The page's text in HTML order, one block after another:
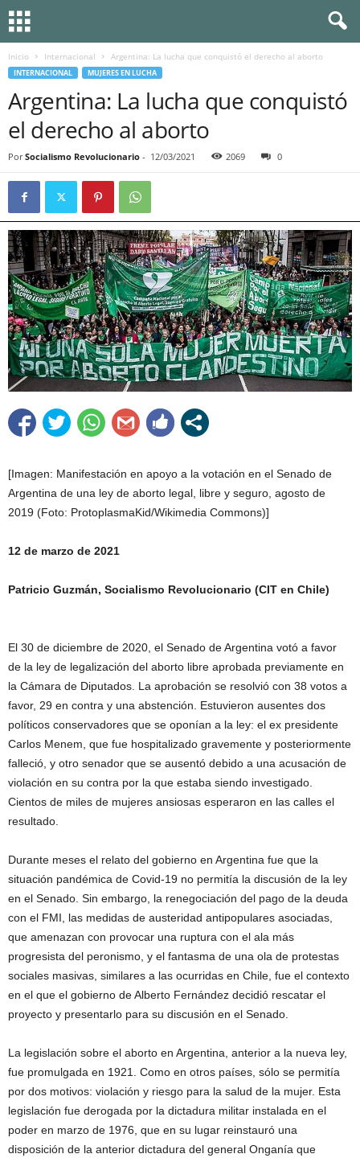
Inicio Internacional Argentina: La lucha que conquistó el derecho al aborto
INTERNACIONAL MUJERES EN LUCHA
Argentina: La lucha que conquistó
el derecho al aborto
Por Socialismo Revolucionario - 12/03/2021 2069 0
[Imagen: Manifestación en apoyo a la votación en el Senado de
Argentina de una ley de aborto legal, libre y seguro, agosto de
2019 (Foto: ProtoplasmaKid/Wikimedia Commons)]
12 de marzo de 2021
Patricio Guzmán, Socialismo Revolucionario (CIT en Chile)
El 30 de diciembre de 2020, el Senado de Argentina votó a favor
de la ley de legalización del aborto libre aprobada previamente en
la Cámara de Diputados. La aprobación se resolvió con 38 votos a
favor, 29 en contra y una abstención. Estuvieron ausentes dos
políticos conservadores que se oponían a la ley: el ex presidente
Carlos Menem, que fue hospitalizado gravemente y posteriormente
falleció, y otro senador que se ausentó debido a una acusación de
violación en su contra por la que estaba siendo investigado.
Cientos de miles de mujeres ansiosas esperaron en las calles el
resultado.
Durante meses el relato del gobierno en Argentina fue que la
situación pandémica de Covid-19 no permitía la discusión de la ley
en el Senado. Sin embargo, la renegociación del pago de la deuda
con el FMI, las medidas de austeridad antipopulares asociadas,
que amenazan con provocar una ruptura con el ala más
progresista del peronismo, y el fantasma de una ola de protestas
sociales masivas, similares a las ocurridas en Chile, fue el contexto
en el que el gobierno de Alberto Fernández decidió rescatar el
proyecto y presentarlo para su discusión en el Senado.
La legislación sobre el aborto en Argentina, anterior a la nueva ley,
fue promulgada en 1921. Como en otros países, sólo se permitía
por dos motivos: violación y riesgo para la salud de la mujer. Esta
legislación fue derogada por la dictadura militar instalada en el
poder en marzo de 1976, que en su lugar reinstauró una
disposición de la anterior dictadura del general Onganía que